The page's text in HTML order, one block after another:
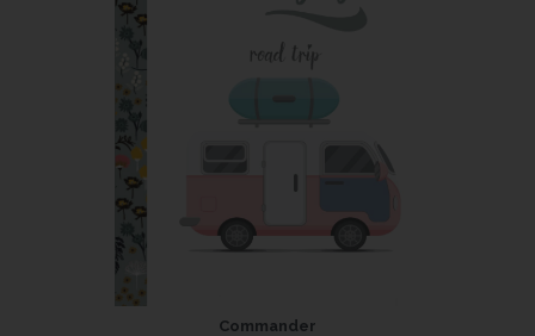
Commander